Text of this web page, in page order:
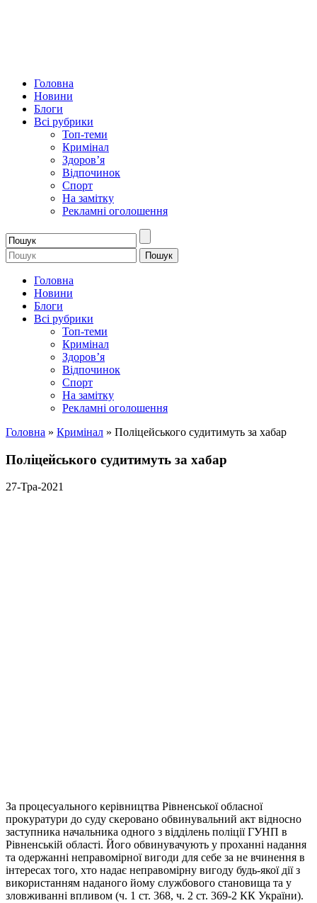
Головна
Новини
Блоги
Всі рубрики
Топ-теми
Кримінал
Здоров’я
Відпочинок
Спорт
На замітку
Рекламні оголошення
Головна
Новини
Блоги
Всі рубрики
Топ-теми
Кримінал
Здоров’я
Відпочинок
Спорт
На замітку
Рекламні оголошення
Головна » Кримінал » Поліцейського судитимуть за хабар
Поліцейського судитимуть за хабар
27-Тра-2021
За процесуального керівництва Рівненської обласної
прокуратури до суду скеровано обвинувальний акт відносно
заступника начальника одного з відділень поліції ГУНП в
Рівненській області. Його обвинувачують у проханні надання
та одержанні неправомірної вигоди для себе за не вчинення в
інтересах того, хто надає неправомірну вигоду будь-якої дії з
використанням наданого йому службового становища та у
зловживанні впливом (ч. 1 ст. 368, ч. 2 ст. 369-2 КК України).